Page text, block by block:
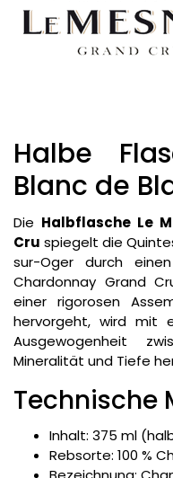
Halbe
Blanc de
Die Halbflasche Le
Cru spiegelt die
sur-Oger durch
Chardonnay Grand
einer rigorosen
hervorgeht, wird mit
Ausgewogenheit
Mineralität und Tiefe
Technische
Inhalt: 375 ml
Rebsorte: 100 %